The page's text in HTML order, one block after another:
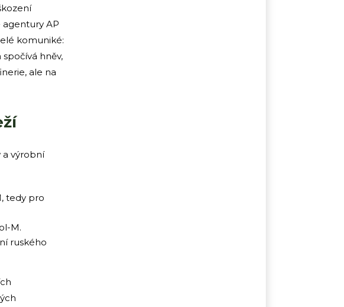
AP
komuniké:
hněv,
ale na
a výrobní
tedy pro
M.
ruského